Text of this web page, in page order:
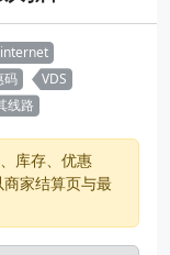
码
VDS
线路
库存、优惠
家结算页与最